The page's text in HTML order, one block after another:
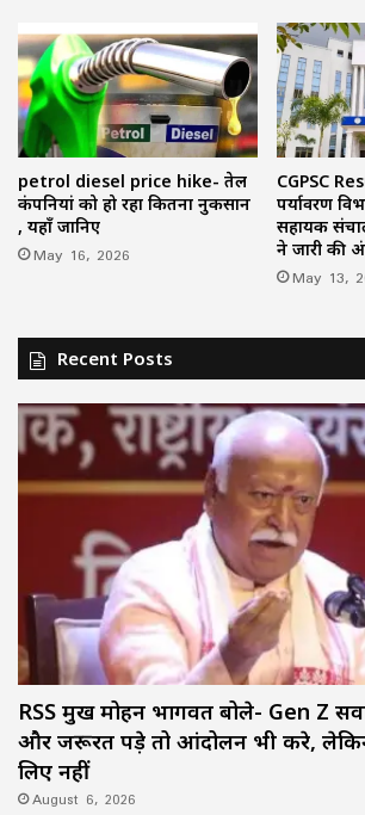
petrol diesel price hike- तेल
कंपनियां को हो रहा कितना नुकसान
, यहाँ जानिए
May 16, 2026
CGPSC
पर्यावरण
सहायक
ने जारी की
May 13,
Recent Posts
RSS प्रमुख मोहन भागवत बोले- Gen Z
और जरूरत पड़े तो आंदोलन भी करे,
लिए नहीं
August 6, 2026